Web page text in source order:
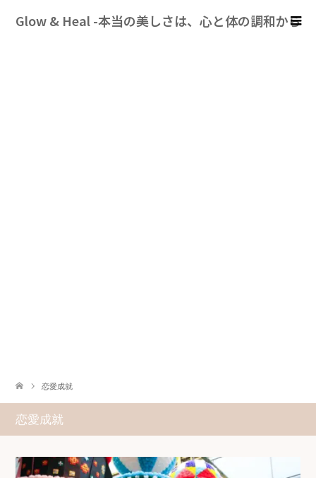
Glow & Heal -本当の美しさは、心と体の調和から
恋愛成就
恋愛成就